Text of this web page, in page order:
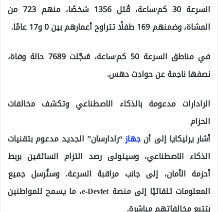
السرعة 30 كم/ساعة، قُتل 1356 شخصًا، منهم 723 من
المشاة، وضمنهم 169 طفلًا تتراوح أعمارهم بين 0 و17 عامًا.
في مناطق السرعة 50 كم/ساعة، سُجّلت 7689 حالة وفاة،
نصفها ناجمة عن حوادث دهس.
الرادارات مدعومة بالذكاء الاصطناعي وتكشف مخالفات
الحزام
أشار يرليكايا إلى أنجهاز“رادارسان” الجديد مدعوم بتقنيات
الذكاء الاصطناعي، وسيتولى رصد التزام السائقين بربط
أحزمة الأمان، إلى جانب مراقبة السرعة. وستُرسل جميع
المعلومات تلقائيًا إلى منصة e-Devlet، ما يسمح للمواطنين
بتتبع مخالفاتهم مباشرة.